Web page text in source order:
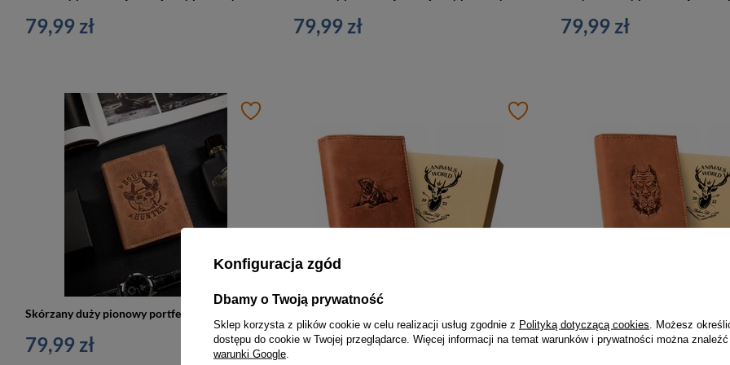
79,99 zł 79,99 zł 79,99 zł
79,99 zł 69,99 zł 69,99 zł
Konfiguracja zgód
Dbamy o Twoją prywatność
Sklep korzysta z plików cookie w celu realizacji usług zgodnie z Polityką dotyczącą cookies . Możesz
dostępu do cookie w Twojej przeglądarce. Więcej informacji na temat warunków i prywatności można
warunki Google